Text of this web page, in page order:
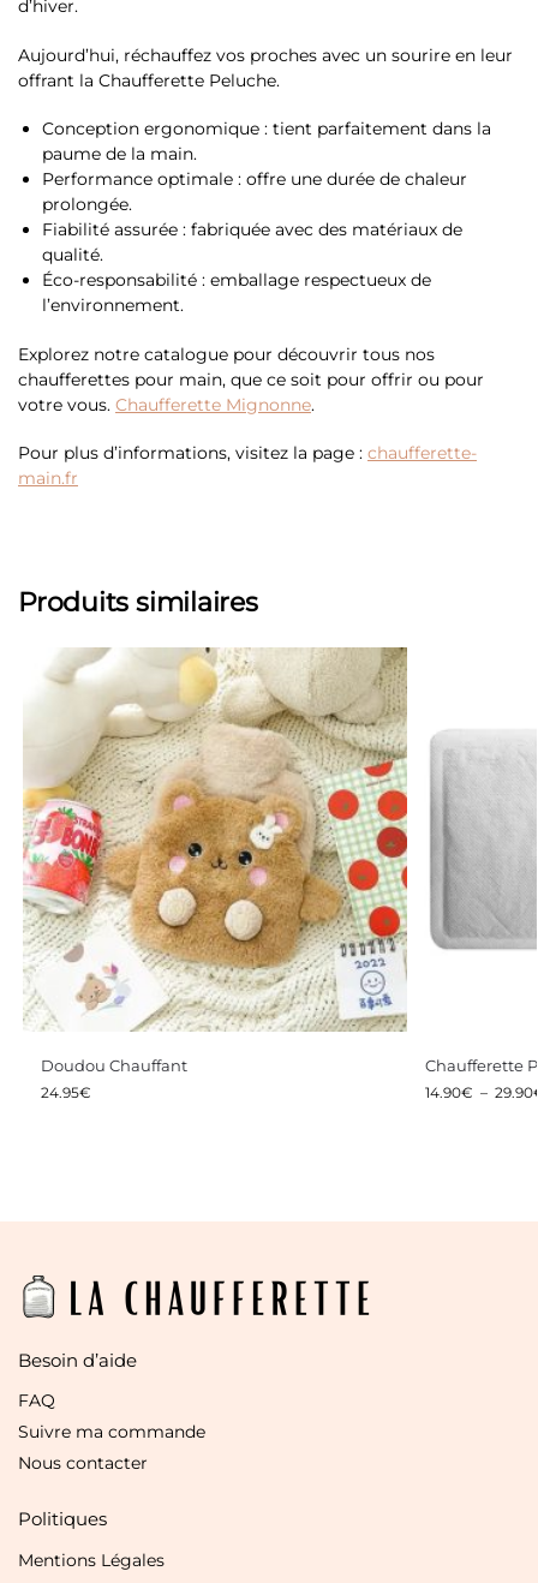
d’hiver.
Aujourd’hui, réchauffez vos proches avec un sourire en leur
offrant la Chaufferette Peluche.
Conception ergonomique : tient parfaitement dans la
paume de la main.
Performance optimale : offre une durée de chaleur
prolongée.
Fiabilité assurée : fabriquée avec des matériaux de
qualité.
Éco-responsabilité : emballage respectueux de
l’environnement.
Explorez notre catalogue pour découvrir tous nos
chaufferettes pour main, que ce soit pour offrir ou pour
votre vous. Chaufferette Mignonne.
Pour plus d’informations, visitez la page : chaufferette-
main.fr
Produits similaires
Doudou Chauffant
24.95€
Chaufferette
14.90€ – 29.90
Besoin d’aide
FAQ
Suivre ma commande
Nous contacter
Politiques
Mentions Légales